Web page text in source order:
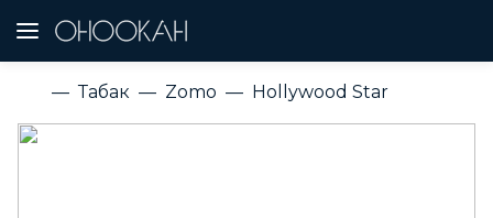
Табак Zomo Hollywood Star